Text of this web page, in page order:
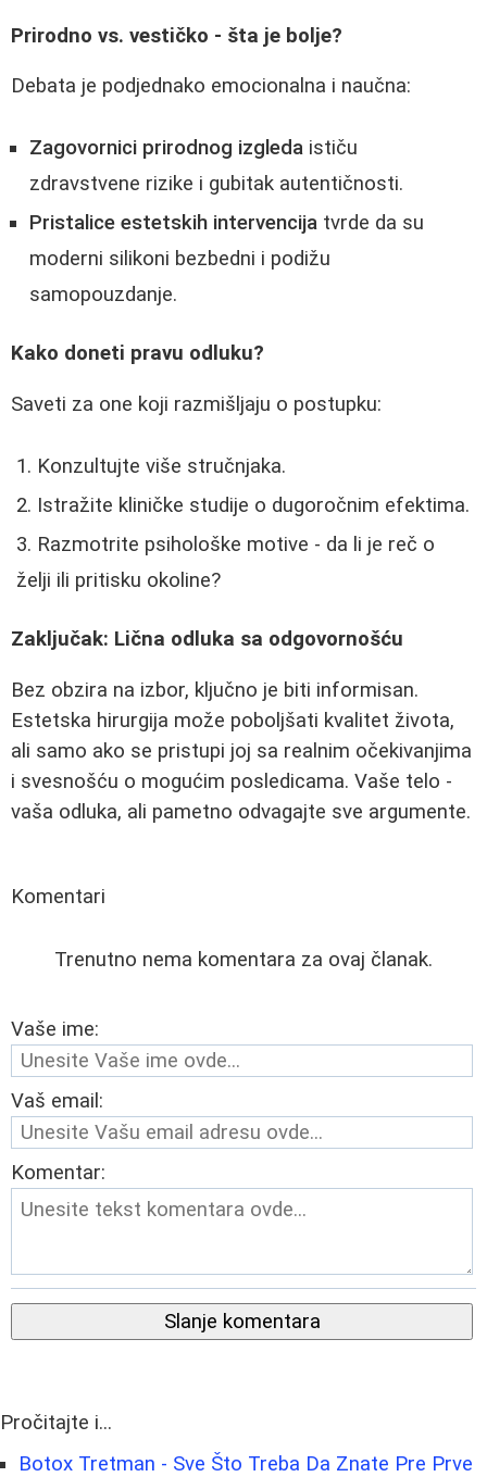
Prirodno vs. vestičko - šta je bolje?
Debata je podjednako emocionalna i naučna:
Zagovornici prirodnog izgleda ističu
zdravstvene rizike i gubitak autentičnosti.
Pristalice estetskih intervencija tvrde da su
moderni silikoni bezbedni i podižu
samopouzdanje.
Kako doneti pravu odluku?
Saveti za one koji razmišljaju o postupku:
Konzultujte više stručnjaka.
Istražite kliničke studije o dugoročnim efektima.
Razmotrite psihološke motive - da li je reč o
želji ili pritisku okoline?
Zaključak: Lična odluka sa odgovornošću
Bez obzira na izbor, ključno je biti informisan.
Estetska hirurgija može poboljšati kvalitet života,
ali samo ako se pristupi joj sa realnim očekivanjima
i svesnošću o mogućim posledicama. Vaše telo -
vaša odluka, ali pametno odvagajte sve argumente.
Komentari
Trenutno nema komentara za ovaj članak.
Vaše ime:
Vaš email:
Komentar:
Slanje komentara
Pročitajte i...
Botox Tretman - Sve Što Treba Da Znate Pre Prve